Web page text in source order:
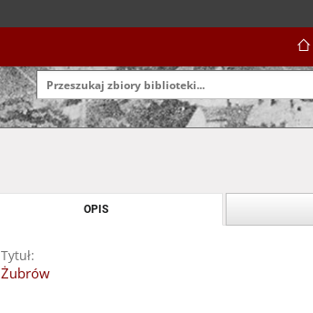
OPIS
Tytuł:
Żubrów